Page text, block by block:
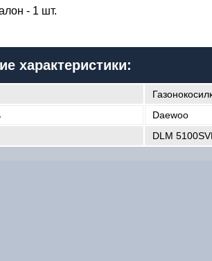
- 1 шт.
характеристики:
Daewoo
DLM